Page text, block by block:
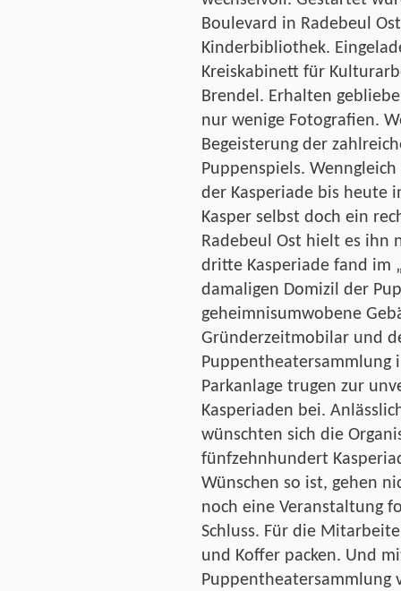
Boulevard in Radebeul
Kinderbibliothek.
Kreiskabinett für
Brendel. Erhalten
nur wenige Fotografien.
Begeisterung der
Puppenspiels.
der Kasperiade bis heute
Kasper selbst doch ein
Radebeul Ost hielt es ihn
dritte Kasperiade fand im
damaligen Domizil der
geheimnisumwobene
Gründerzeitmobilar und
Parkanlage trugen zur
Kasperiaden bei.
wünschten sich die
fünfzehnhundert
Wünschen so ist, gehen
noch eine Veranstaltung
Schluss. Für die
und Koffer packen. Und
Puppentheatersammlung